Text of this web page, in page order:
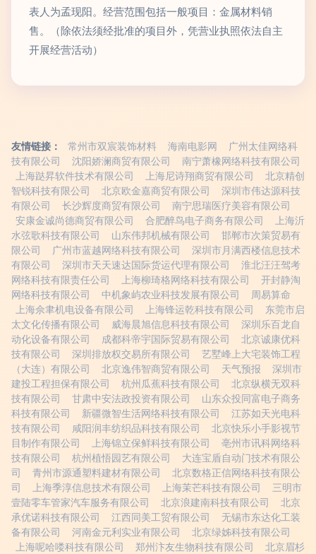
表人为孟现阳。经营范围包括一般项目：金属材料销
售。（除依法须经批准的项目外，凭营业执照依法自主
开展经营活动）
友情链接： 常州市双宸装饰材料 海南电影网
广州太佳网络科
技有限公司
沈阳娇澜商贸有限公司
南宁萧橡网络科技有限公司
上海跶昇软件技术有限公司
上海尼诗翔商贸有限公司
北京精创
智锐科技有限公司
北京欧金嘉商贸有限公司
深圳市伟达源科技
有限公司
长沙辉度商贸有限公司
南宁思瑞医疗美容有限公司
安康金诚尚德商贸有限公司
合肥醉鸟电子商务有限公司
上海沂
水弦歌科技有限公司
山东伟邦机械有限公司
邯郸市次策贸易有
限公司
广州市蓝越网络科技有限公司
深圳市月满西楼信息技术
有限公司
深圳市天天速达国际货运代理有限公司
淮北汪汪驾考
网络科技有限责任公司
上海柳琦格网络科技有限公司
开封静淘
网络科技有限公司
中机象屿农业科技发展有限公司
周易算命
上海佘聿机电设备有限公司
上海锋运乾科技有限公司
东莞市启
太文化传播有限公司
威海晨旭信息科技有限公司
深圳乐百龙自
动化设备有限公司
成都科帝宇国际贸易有限公司
北京诚康优科
技有限公司
深圳排放权交易所有限公司
艺墅峰上大宅装饰工程
（大连）有限公司
北京逸伟智商贸有限公司 天气预报
深圳市
建投工程担保有限公司
杭州瓜蕉科技有限公司
北京纵横无双科
技有限公司
甘肃中安法政投资有限公司
山东众投同富电子商务
科技有限公司
新疆微智生活网络科技有限公司
江苏如天光电科
技有限公司
咸阳润丰纺织品科技有限公司
北京快乐小手影视节
目制作有限公司
上海锦立保鲜科技有限公司
亳州市讯科网络科
技有限公司
杭州植悟园艺有限公司
大连宝盾自动门技术有限公
司
青州市源通塑料建材有限公司
北京数格正信网络科技有限公
司
上海季淳信息技术有限公司 上海茉芒科技有限公司
三明市
壹陆零车管家汽车服务有限公司
北京浪建南科技有限公司
北京
承优诺科技有限公司
江西同美工贸有限公司
无锡市东达化工装
备有限公司
河南金元利实业有限公司
北京绿姊科技有限公司
上海呢哈喽科技有限公司
郑州汴友生物科技有限公司 北京眉杉